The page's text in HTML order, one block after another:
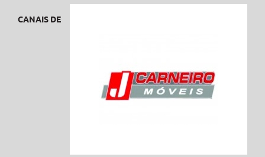
CANAIS DE